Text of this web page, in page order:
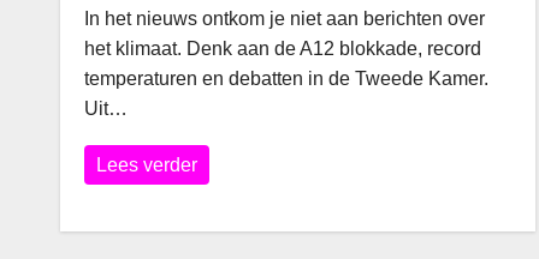
In het nieuws ontkom je niet aan berichten over
het klimaat. Denk aan de A12 blokkade, record
temperaturen en debatten in de Tweede Kamer.
Uit…
Lees verder